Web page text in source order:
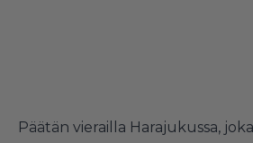
Päätän vierailla Harajukussa,